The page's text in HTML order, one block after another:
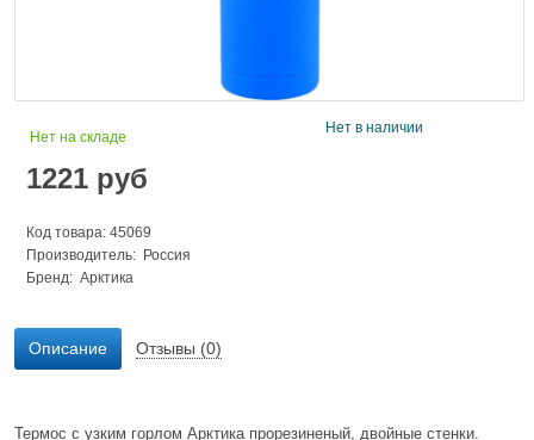
Нет на складе
1221 руб
Код товара: 45069
Производитель: Россия
Бренд: Арктика
Нет в наличии
Описание Отзывы (0)
Термос с узким горлом Арктика прорезиненый, двойные стенки.